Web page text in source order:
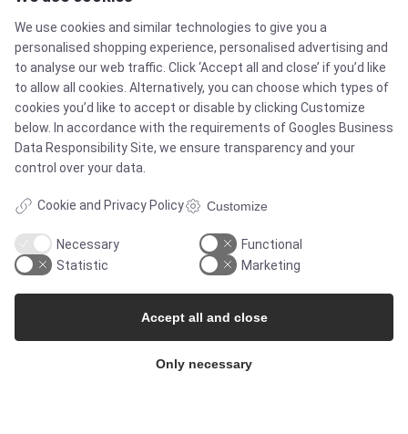
THE COMPANY
Contact
Newsletters
Press Centre
We use cookies and similar technologies to give you a
personalised shopping experience, personalised advertising and
to analyse our web traffic. Click ‘Accept all and close’ if you’d like
to allow all cookies. Alternatively, you can choose which types of
cookies you’d like to accept or disable by clicking Customize
below. In accordance with the requirements ofGoogles Business
Data Responsibility Site, we ensure transparency and your
control over your data.
Cookie and Privacy Policy Customize
Necessary
Functional
Statistic
Marketing
Only necessary
Accept all and close